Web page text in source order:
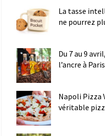
La tasse
ne pourrez
Du 7 au 9
l’ancre à Paris
Napoli Pizza
véritable